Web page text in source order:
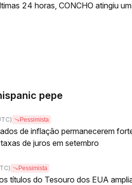
24 horas, CONCHO atingiu
pepe
Pessimista
de inflação permanecerem
de juros em setembro
Pessimista
títulos do Tesouro dos EUA